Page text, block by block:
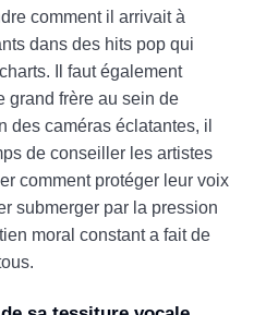
comment il arrivait à
dans des hits pop qui
Il faut également
grand frère au sein de
des caméras éclatantes, il
de conseiller les artistes
comment protéger leur voix
submerger par la pression
moral constant a fait de